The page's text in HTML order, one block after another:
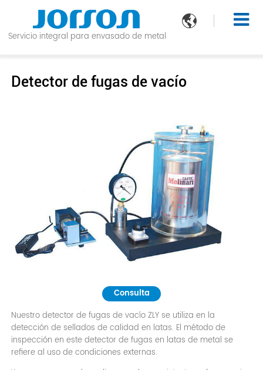

Servicio integral para envasado de metal
Detector de fugas de vacío
Consulta
Nuestro detector de fugas de vacío ZLY se utiliza en la
detección de sellados de calidad en latas. El método de
inspección en este detector de fugas en latas de metal se
refiere al uso de condiciones externas.